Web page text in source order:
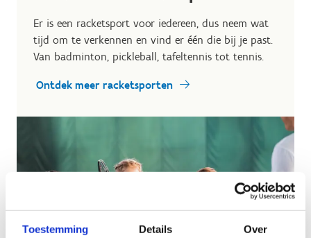
Toestemming Details Over
Er is een racketsport voor iedereen, dus neem wat
tijd om te verkennen en vind er één die bij je past.
Van badminton, pickleball, tafeltennis tot tennis.
Ontdek meer racketsporten